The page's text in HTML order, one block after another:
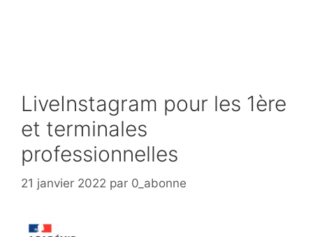
LiveInstagram pour les 1ère
et terminales
professionnelles
21 janvier 2022 par 0_abonne